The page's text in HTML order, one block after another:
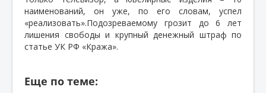
наименований, он уже, по его словам, успел
«реализовать».Подозреваемому грозит до 6 лет
лишения свободы и крупный денежный штраф по
статье УК РФ «Кража».
Еще по теме: